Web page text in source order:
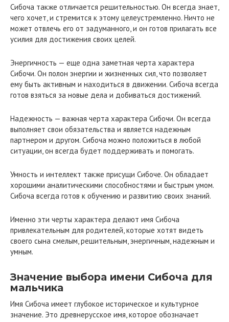
Сибоча также отличается решительностью. Он всегда знает,
чего хочет, и стремится к этому целеустремленно. Ничто не
может отвлечь его от задуманного, и он готов прилагать все
усилия для достижения своих целей.
Энергичность — еще одна заметная черта характера
Сибочи. Он полон энергии и жизненных сил, что позволяет
ему быть активным и находиться в движении. Сибоча всегда
готов взяться за новые дела и добиваться достижений.
Надежность — важная черта характера Сибочи. Он всегда
выполняет свои обязательства и является надежным
партнером и другом. Сибоча можно положиться в любой
ситуации, он всегда будет поддерживать и помогать.
Умность и интеллект также присущи Сибоче. Он обладает
хорошими аналитическими способностями и быстрым умом.
Сибоча всегда готов к обучению и развитию своих знаний.
Именно эти черты характера делают имя Сибоча
привлекательным для родителей, которые хотят видеть
своего сына смелым, решительным, энергичным, надежным и
умным.
Значение выбора имени Сибоча для
мальчика
Имя Сибоча имеет глубокое историческое и культурное
значение. Это древнерусское имя, которое обозначает